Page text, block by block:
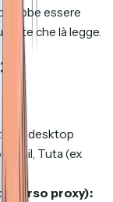
essere
che là legge.
desktop
Mail, Tuta (ex
proxy):